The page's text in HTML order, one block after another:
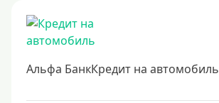
Альфа БанкКредит на автомобиль